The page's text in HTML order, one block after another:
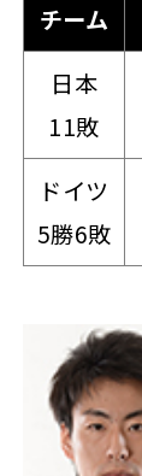
チーム
日本
11敗
ドイツ
5勝6敗